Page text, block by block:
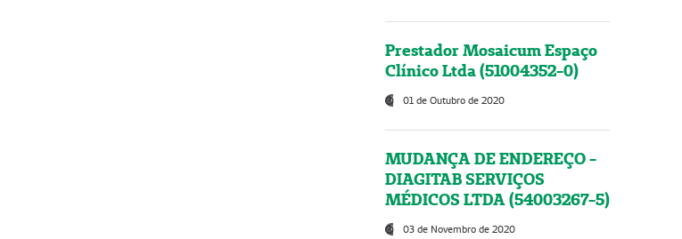
Prestador Mosaicum Espaço
Clínico Ltda (51004352-0)
01 de Outubro de 2020
MUDANÇA DE ENDEREÇO -
DIAGITAB SERVIÇOS
MÉDICOS LTDA (54003267-5)
03 de Novembro de 2020